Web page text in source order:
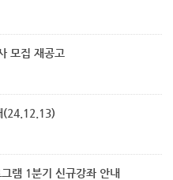
모집 재공고
(24.12.13)
램 1분기 신규강좌 안내